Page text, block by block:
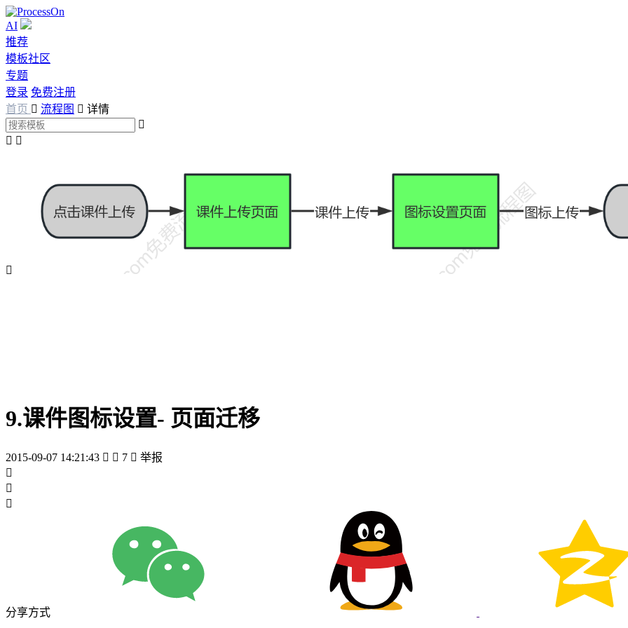
AI
推荐
模板社区
专题
登录 免费注册
首页  流程图  详情

 

9.课件图标设置- 页面迁移
2015-09-07 14:21:43   7  举报



分享方式